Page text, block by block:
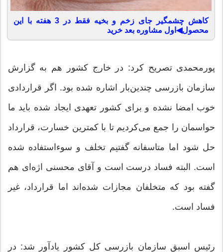
کاهش چشمگیر جای زخم و بخیه فقط در 3 هفته با این
محصول◀اول مشاوره بعد خرید
پورمحمدی تصریح کرد: در خارج کشور هم به گزارش
سازمان بازرسی چندین‌بار اشاره شده بود. اگر قراردادی
خوب امضا نشده و برای کشور تعهدی ایجاد شده باید ما
حواسمان را جمع می‌کردیم تا با کمترین خسارت، قرارداد
حل شود اما متاسفانه گفتیم تخلف و سوءاستفاده شده
است. البته فساد درست است و آقای محسنی اژه‌ای هم
گفته بود که متخلفان مجازات شده‌اند اما قرارداد، غیر
فساد است.
رئیس اسبق سازمان بازرسی کل کشور یادآور شد: در